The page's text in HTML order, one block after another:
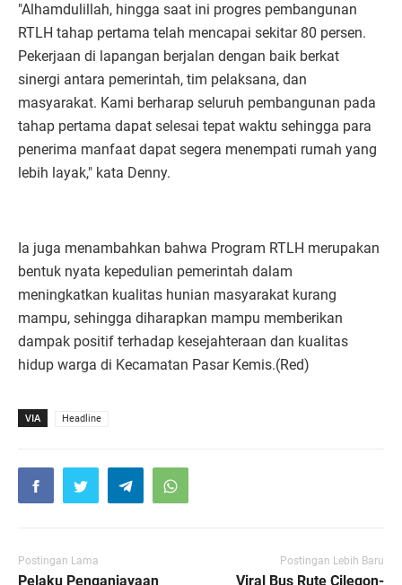
"Alhamdulillah, hingga saat ini progres pembangunan
RTLH tahap pertama telah mencapai sekitar 80 persen.
Pekerjaan di lapangan berjalan dengan baik berkat
sinergi antara pemerintah, tim pelaksana, dan
masyarakat. Kami berharap seluruh pembangunan pada
tahap pertama dapat selesai tepat waktu sehingga para
penerima manfaat dapat segera menempati rumah yang
lebih layak," kata Denny.
Ia juga menambahkan bahwa Program RTLH merupakan
bentuk nyata kepedulian pemerintah dalam
meningkatkan kualitas hunian masyarakat kurang
mampu, sehingga diharapkan mampu memberikan
dampak positif terhadap kesejahteraan dan kualitas
hidup warga di Kecamatan Pasar Kemis.(Red)
VIA Headline
Postingan Lama
Pelaku Penganiayaan
Postingan Lebih Baru
Viral Bus Rute Cilegon-